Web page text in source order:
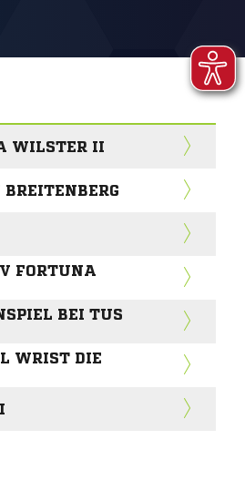
WILSTER II
FORTUNA
BEI TUS
WRIST DIE